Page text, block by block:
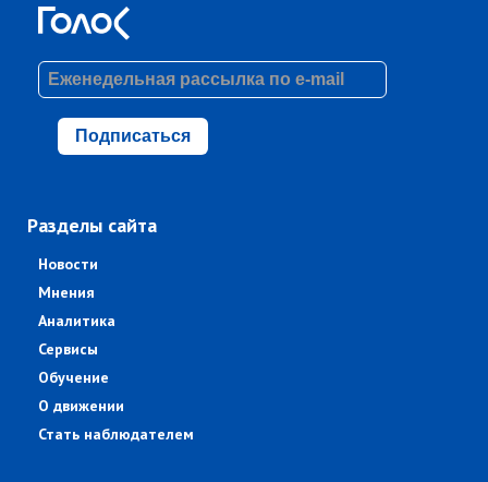
Подписаться
Разделы сайта
Новости
Мнения
Аналитика
Сервисы
Обучение
О движении
Стать наблюдателем